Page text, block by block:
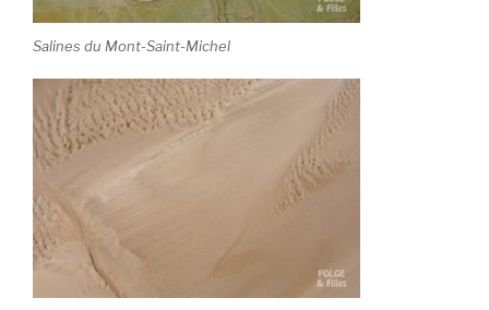
Salines du Mont-Saint-Michel